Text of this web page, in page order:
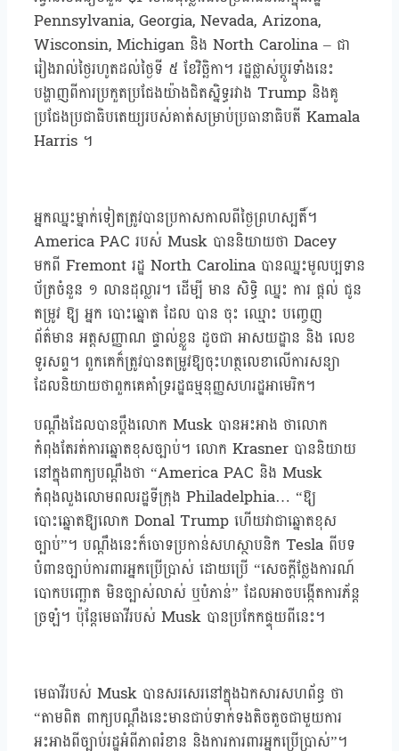
Pennsylvania, Georgia, Nevada, Arizona,
Wisconsin, Michigan និង North Carolina – ជា
រៀងរាល់ថ្ងៃរហូតដល់ថ្ងៃទី ៥ ខែវិច្ឆិកា។ រដ្ឋផ្លាស់ប្តូរទាំងនេះ
បង្ហាញពីការប្រកួតប្រជែងយ៉ាងជិតស្និទ្ធរវាង Trump និងគូ
ប្រជែងប្រជាធិបតេយ្យរបស់គាត់សម្រាប់ប្រធានាធិបតី Kamala
Harris ។
អ្នកឈ្នះម្នាក់ទៀតត្រូវបានប្រកាសកាលពីថ្ងៃព្រហស្បតិ៍។
America PAC របស់ Musk បាននិយាយថា Dacey
មកពី Fremont រដ្ឋ North Carolina បានឈ្នះមូលប្បទាន
ប័ត្រចំនួន ១ លានដុល្លារ។ ដើម្បី មាន សិទ្ធិ ឈ្នះ ការ ផ្តល់ ជូន
តម្រូវ ឱ្យ អ្នក បោះឆ្នោត ដែល បាន ចុះ ឈ្មោះ បញ្ចេញ
ព័ត៌មាន អត្តសញ្ញាណ ផ្ទាល់ខ្លួន ដូចជា អាសយដ្ឋាន និង លេខ
ទូរសព្ទ។ ពួកគេក៏ត្រូវបានតម្រូវឱ្យចុះហត្ថលេខាលើការសន្យា
ដែលនិយាយថាពួកគេគាំទ្ររដ្ឋធម្មនុញ្ញសហរដ្ឋអាមេរិក។
បណ្ដឹងដែលបានប្តឹងលោក Musk បានអះអាង ថាលោក
កំពុងតែរត់ការឆ្នោតខុសច្បាប់។ លោក Krasner បាននិយាយ
នៅក្នុងពាក្យបណ្ដឹងថា “America PAC និង Musk
កំពុងលួងលោមពលរដ្ឋទីក្រុង Philadelphia… “ឱ្យ
បោះឆ្នោតឱ្យលោក Donal Trump ហើយវាជាឆ្នោតខុស
ច្បាប់”។ បណ្តឹងនេះក៏ចោទប្រកាន់សហស្ថាបនិក Tesla ពីបទ
បំពានច្បាប់ការពារអ្នកប្រើប្រាស់ ដោយប្រើ “សេចក្តីថ្លែងការណ៍
បោកបញ្ឆោត មិនច្បាស់លាស់ ឬបំភាន់” ដែលអាចបង្កើតការភ័ន្ត
ច្រឡំ។ ប៉ុន្តែមេធាវីរបស់ Musk បានប្រកែកផ្ទុយពីនេះ។
មេធាវីរបស់ Musk បានសរសេរនៅក្នុងឯកសារសហព័ន្ធ ថា
“តាមពិត ពាក្យបណ្តឹងនេះមានជាប់ទាក់ទងតិចតួចជាមួយការ
អះអាងពីច្បាប់រដ្ឋអំពីភាពរំខាន និងការការពារអ្នកប្រើប្រាស់”។